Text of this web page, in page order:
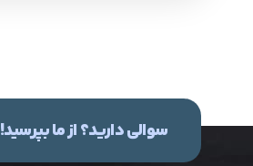
سوالی دارید؟ از ما بپرسید!